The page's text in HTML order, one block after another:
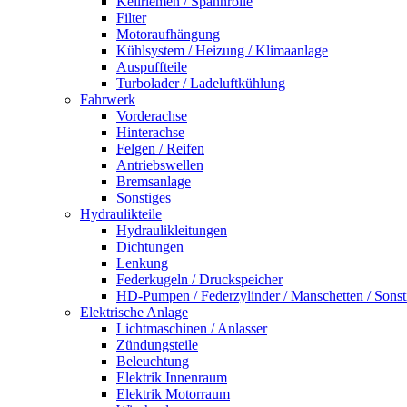
Filter
Motoraufhängung
Kühlsystem / Heizung / Klimaanlage
Auspuffteile
Turbolader / Ladeluftkühlung
Fahrwerk
Vorderachse
Hinterachse
Felgen / Reifen
Antriebswellen
Bremsanlage
Sonstiges
Hydraulikteile
Hydraulikleitungen
Dichtungen
Lenkung
Federkugeln / Druckspeicher
HD-Pumpen / Federzylinder / Manschetten /
Elektrische Anlage
Lichtmaschinen / Anlasser
Zündungsteile
Beleuchtung
Elektrik Innenraum
Elektrik Motorraum